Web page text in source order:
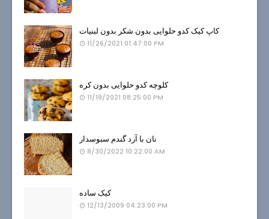
کاپ کیک کدو حلوایی بدون شکر بدون لبنیات
11/26/2021 01:47:00 PM
کلوچه کدو حلوایی بدون کره
11/19/2021 08:25:00 PM
نان با آرد گندم سبوسدار
8/30/2022 10:22:00 AM
کیک ساده
12/13/2009 04:23:00 PM